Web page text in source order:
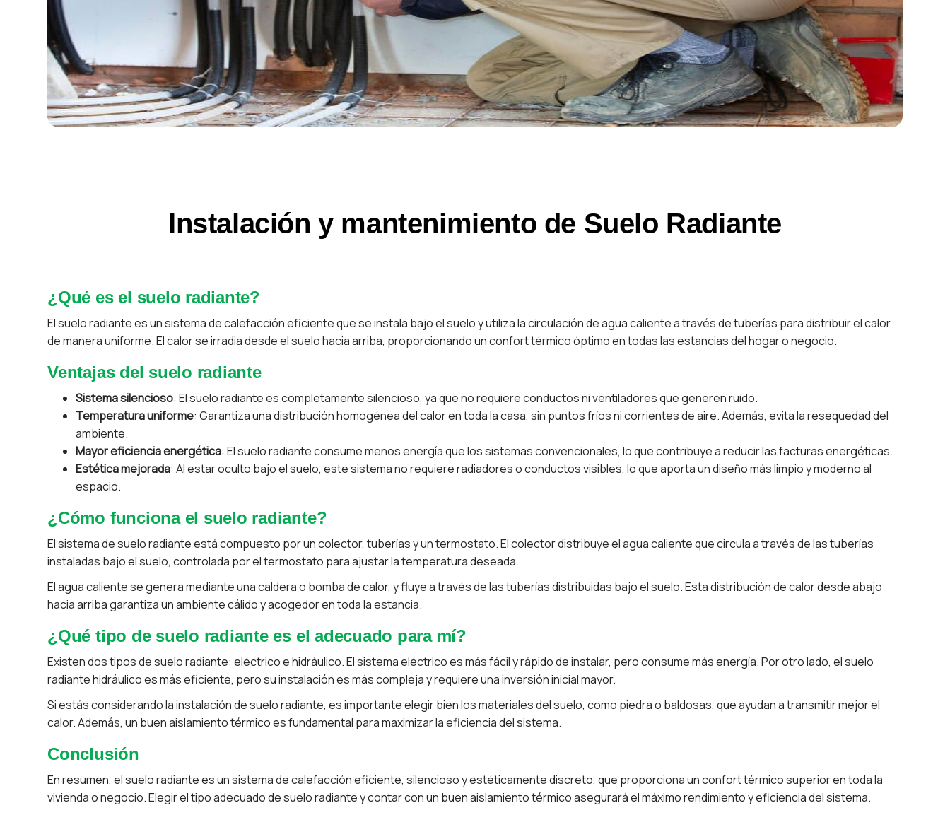
Instalación y mantenimiento de Suelo Radiante
¿Qué es el suelo radiante?
El suelo radiante es un sistema de calefacción eficiente que se instala bajo el suelo y utiliza la circulación de agua caliente a través de tuberías para distribuir el calor
de manera uniforme. El calor se irradia desde el suelo hacia arriba, proporcionando un confort térmico óptimo en todas las estancias del hogar o negocio.
Ventajas del suelo radiante
Sistema silencioso: El suelo radiante es completamente silencioso, ya que no requiere conductos ni ventiladores que generen ruido.
Temperatura uniforme: Garantiza una distribución homogénea del calor en toda la casa, sin puntos fríos ni corrientes de aire. Además, evita la resequedad del
ambiente.
Mayor eficiencia energética: El suelo radiante consume menos energía que los sistemas convencionales, lo que contribuye a reducir las facturas energéticas.
Estética mejorada: Al estar oculto bajo el suelo, este sistema no requiere radiadores o conductos visibles, lo que aporta un diseño más limpio y moderno al
espacio.
¿Cómo funciona el suelo radiante?
El sistema de suelo radiante está compuesto por un colector, tuberías y un termostato. El colector distribuye el agua caliente que circula a través de las tuberías
instaladas bajo el suelo, controlada por el termostato para ajustar la temperatura deseada.
El agua caliente se genera mediante una caldera o bomba de calor, y fluye a través de las tuberías distribuidas bajo el suelo. Esta distribución de calor desde abajo
hacia arriba garantiza un ambiente cálido y acogedor en toda la estancia.
¿Qué tipo de suelo radiante es el adecuado para mí?
Existen dos tipos de suelo radiante: eléctrico e hidráulico. El sistema eléctrico es más fácil y rápido de instalar, pero consume más energía. Por otro lado, el suelo
radiante hidráulico es más eficiente, pero su instalación es más compleja y requiere una inversión inicial mayor.
Si estás considerando la instalación de suelo radiante, es importante elegir bien los materiales del suelo, como piedra o baldosas, que ayudan a transmitir mejor el
calor. Además, un buen aislamiento térmico es fundamental para maximizar la eficiencia del sistema.
Conclusión
En resumen, el suelo radiante es un sistema de calefacción eficiente, silencioso y estéticamente discreto, que proporciona un confort térmico superior en toda la
vivienda o negocio. Elegir el tipo adecuado de suelo radiante y contar con un buen aislamiento térmico asegurará el máximo rendimiento y eficiencia del sistema.